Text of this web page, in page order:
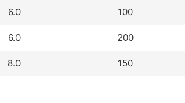
6.0 100
6.0 200
8.0 150